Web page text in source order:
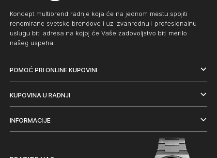
Koncept multibrend radnje koja će na jednom mestu spojiti
renomirane svetske brendove i uz izvanrednu i profesionalnu
uslugu biti adresa na kojoj će Vaše zadovoljstvo biti merilo
našeg uspeha.
POMOĆ PRI ONLINE KUPOVINI
KUPOVINA U RADNJI
INFORMACIJE